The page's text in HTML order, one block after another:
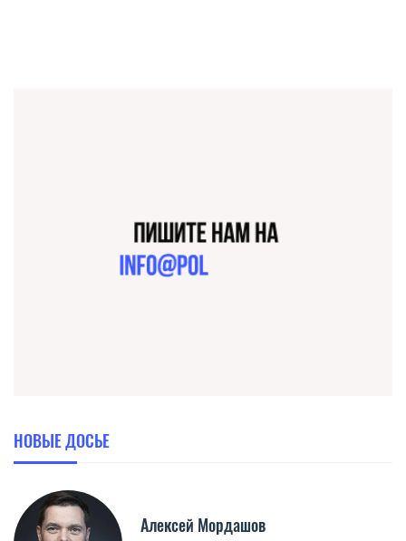
НОВЫЕ ДОСЬЕ
Алексей Мордашов